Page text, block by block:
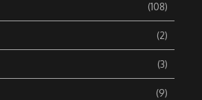
(108)
(2)
(3)
(9)